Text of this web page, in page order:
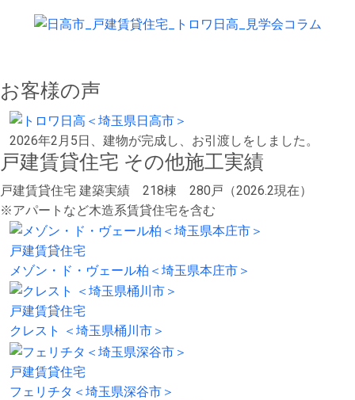
お客様の声
2026年2月5日、建物が完成し、お引渡しをしました。
戸建賃貸住宅 その他施工実績
戸建賃貸住宅 建築実績 218棟 280戸（2026.2現在）
※アパートなど木造系賃貸住宅を含む
戸建賃貸住宅
メゾン・ド・ヴェール柏＜埼玉県本庄市＞
戸建賃貸住宅
クレスト ＜埼玉県桶川市＞
戸建賃貸住宅
フェリチタ＜埼玉県深谷市＞